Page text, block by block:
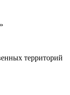
территорий